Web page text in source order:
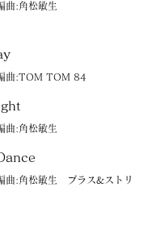
:角松敏生
曲:TOM TOM 84
:角松敏生
曲:角松敏生 ブラス&ストリ